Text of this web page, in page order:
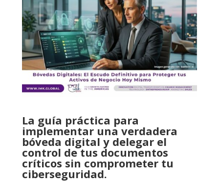
La guía práctica para
implementar una verdadera
bóveda digital y delegar el
control de tus documentos
críticos sin comprometer tu
ciberseguridad.